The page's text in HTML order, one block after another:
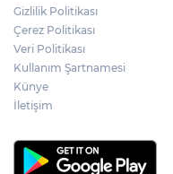
Gizlilik Politikası
Çerez Politikası
Veri Politikası
Kullanım Şartnamesi
Künye
İletişim